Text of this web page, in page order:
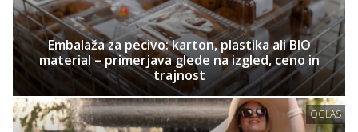
Embalaža za pecivo: karton, plastika ali BIO
material – primerjava glede na izgled, ceno in
trajnost
OGLAS